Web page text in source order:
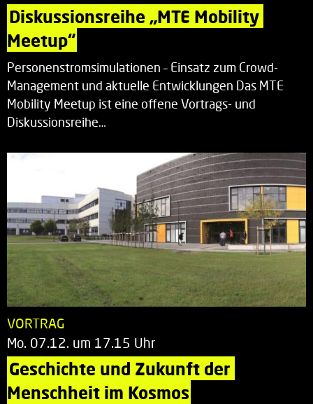
Diskussionsreihe „MTE Mobility
Meetup“
Personenstromsimulationen – Einsatz zum Crowd-
Management und aktuelle Entwicklungen Das MTE
Mobility Meetup ist eine offene Vortrags- und
Diskussionsreihe…
VORTRAG
Mo. 07.12. um 17.15 Uhr
Geschichte und Zukunft der
Menschheit im Kosmos